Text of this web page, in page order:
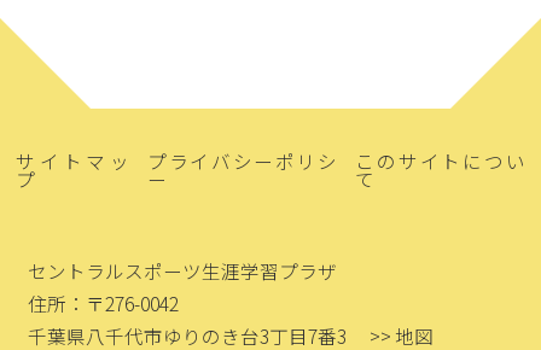
サイトマッ
プ
プライバシーポリシ
ー
このサイトについ
て
セントラルスポーツ生涯学習プラザ
住所：〒276-0042
千葉県八千代市ゆりのき台3丁目7番3
>> 地図